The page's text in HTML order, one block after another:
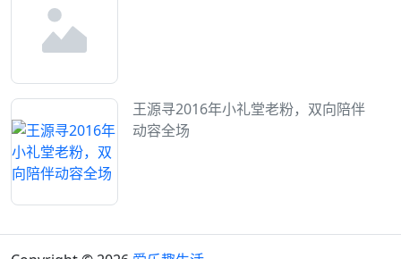
王源寻2016年小礼堂老粉，双向陪伴
动容全场